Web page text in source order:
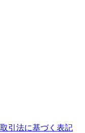
引法に基づく表記